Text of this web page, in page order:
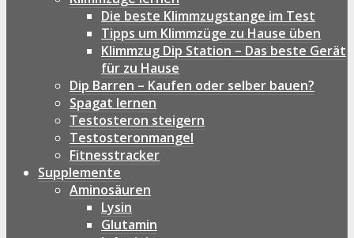
Die beste Klimmzugstange im Test
Tipps um Klimmzüge zu Hause üben
Klimmzug Dip Station – Das beste Gerät
für zu Hause
Dip Barren – Kaufen oder selber bauen?
Spagat lernen
Testosteron steigern
Testosteronmangel
Fitnesstracker
Supplemente
Aminosäuren
Lysin
Glutamin